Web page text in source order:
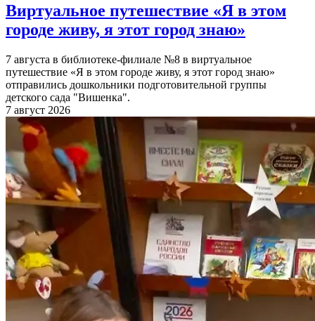
Виртуальное путешествие «Я в этом
городе живу, я этот город знаю»
7 августа в библиотеке-филиале №8 в виртуальное
путешествие «Я в этом городе живу, я этот город знаю»
отправились дошкольники подготовительной группы
детского сада "Вишенка".
7 август 2026